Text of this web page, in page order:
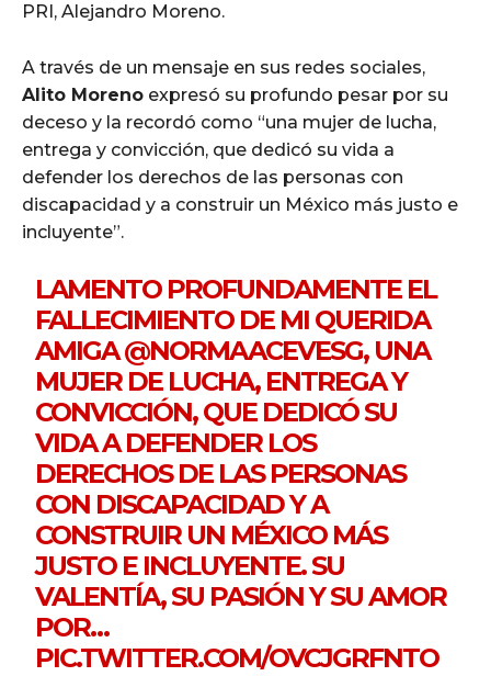
PRI, Alejandro Moreno.
A través de un mensaje en sus redes sociales,
Alito Moreno expresó su profundo pesar por su
deceso y la recordó como “una mujer de lucha,
entrega y convicción, que dedicó su vida a
defender los derechos de las personas con
discapacidad y a construir un México más justo e
incluyente”.
LAMENTO PROFUNDAMENTE EL
FALLECIMIENTO DE MI QUERIDA
AMIGA@NORMAACEVESG, UNA
MUJER DE LUCHA, ENTREGA Y
CONVICCIÓN, QUE DEDICÓ SU
VIDA A DEFENDER LOS
DERECHOS DE LAS PERSONAS
CON DISCAPACIDAD Y A
CONSTRUIR UN MÉXICO MÁS
JUSTO E INCLUYENTE. SU
VALENTÍA, SU PASIÓN Y SU AMOR
POR…
PIC.TWITTER.COM/OVCJGRFNTO